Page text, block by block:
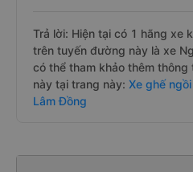
Trả lời: Hiện tại có 1 hãng xe
trên tuyến đường này là xe
có thể tham khảo thêm
này tại trang này: Xe ghế
Lâm Đồng